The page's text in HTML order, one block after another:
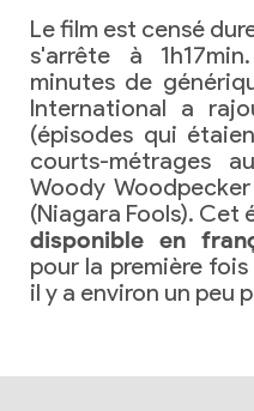
Le film est censé
s'arrête à
minutes de
International a
(épisodes qui
courts-métrages
Woody
(Niagara Fools). Cet
disponible en
pour la première fois
il y a environ un peu